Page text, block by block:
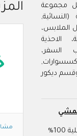
مجموعة
الملابس،
الاحذية
السفر،
ديكور
يقدم نمشي البضائع الاصلية 100%